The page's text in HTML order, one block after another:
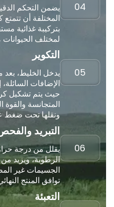
04
يضمن التحكم
المختلفة أن
بتركيبة غذائية
لمختلف الحيوانات
05
التكوير
يدخل الخليط، بعد
الإضافات
حيث يتم تشكيل
المتجانسة والقوة
ونقلها تحت ضغط
06
التبريد
يقلل من درجة
الرطوبة، ويزيد
الجسيمات غير
توافق المنتج
التعبئة